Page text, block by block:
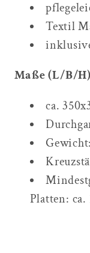
Textil
Maße (L/B/H)
ca.
Platten: ca.